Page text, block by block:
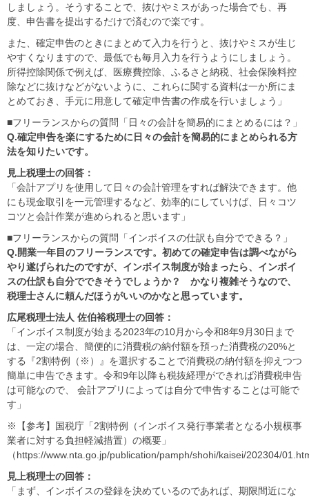
しましょう。そうすることで、抜けやミスがあった場合でも、再
度、申告書を提出するだけで済むので楽です。
また、確定申告のときにまとめて入力を行うと、抜けやミスが生じ
やすくなりますので、最低でも毎月入力を行うようにしましょう。
所得控除関係で例えば、医療費控除、ふるさと納税、社会保険料控
除などに抜けなどがないように、これらに関する資料は一か所にま
とめておき、手元に用意して確定申告書の作成を行いましょう」
■フリーランスからの質問「日々の会計を簡易的にまとめるには？」
Q.確定申告を楽にするために日々の会計を簡易的にまとめられる方
法を知りたいです。
見上税理士の回答：
「会計アプリを使用して日々の会計管理をすれば解決できます。他
にも現金取引を一元管理するなど、効率的にしていけば、日々コツ
コツと会計作業が進められると思います」
■フリーランスからの質問「インボイスの仕訳も自分でできる？」
Q.開業一年目のフリーランスです。初めての確定申告は調べながら
やり遂げられたのですが、インボイス制度が始まったら、インボイ
スの仕訳も自分でできそうでしょうか？ かなり複雑そうなので、
税理士さんに頼んだほうがいいのかなと思っています。
広尾税理士法人 佐伯裕税理士の回答：
「インボイス制度が始まる2023年の10月から令和8年9月30日まで
は、一定の場合、簡便的に消費税の納付額を預った消費税の20%と
する『2割特例（※）』を選択することで消費税の納付額を抑えつつ
簡単に申告できます。令和9年以降も税抜経理ができれば消費税申告
は可能なので、 会計アプリによっては自分で申告することは可能で
す」
※【参考】国税庁「2割特例（インボイス発行事業者となる小規模事
業者に対する負担軽減措置）の概要」
（https://www.nta.go.jp/publication/pamph/shohi/kaisei/202304/
見上税理士の回答：
「まず、インボイスの登録を決めているのであれば、期限間近にな